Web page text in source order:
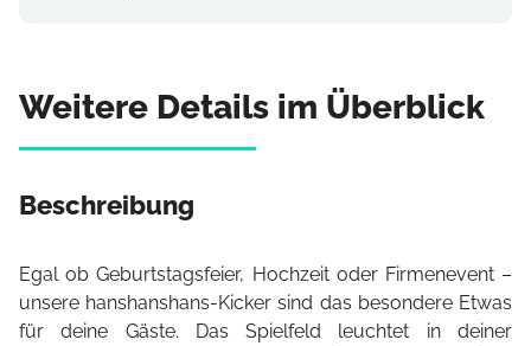
Weitere Details im Überblick
Beschreibung
Egal ob Geburtstagsfeier, Hochzeit oder Firmenevent –
unsere hanshanshans-Kicker sind das besondere Etwas
für deine Gäste. Das Spielfeld leuchtet in deiner